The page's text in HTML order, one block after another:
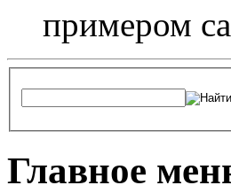
примером
Главное